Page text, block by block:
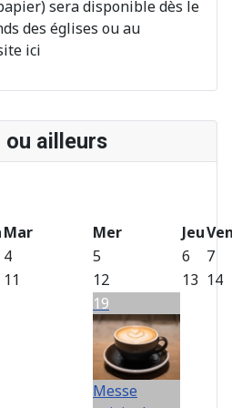
ou ailleurs
Mar Mer Jeu
4 5 6
7
11 12 13 14
19
Messe
sera disponible dès le
des églises ou au
ici